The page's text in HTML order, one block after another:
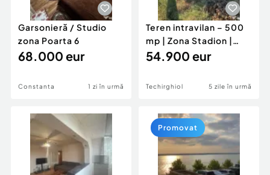
Garsonieră / Studio
zona Poarta 6
68.000 eur
Constanta 1 zi în urmă
Teren intravilan – 500
mp | Zona Stadion |
Techirghiol
54.900 eur
Techirghiol 5 zile în urmă
Promovat